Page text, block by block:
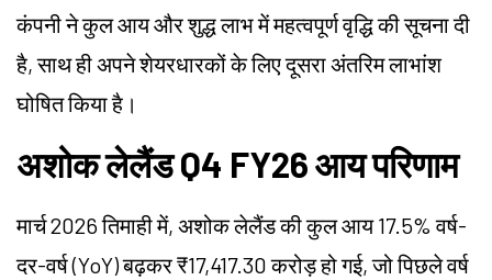
कंपनी ने कुल आय और शुद्ध लाभ में महत्वपूर्ण वृद्धि की सूचना दी
है, साथ ही अपने शेयरधारकों के लिए दूसरा अंतरिम लाभांश
घोषित किया है।
अशोक लेलैंड Q4 FY26 आय परिणाम
मार्च 2026 तिमाही में, अशोक लेलैंड की कुल आय 17.5% वर्ष-
दर-वर्ष (YoY) बढ़कर ₹17,417.30 करोड़ हो गई, जो पिछले वर्ष